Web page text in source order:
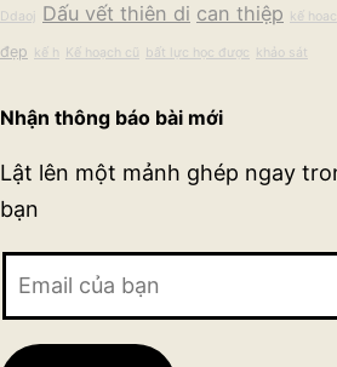
Ddaoj Dấu vết thiên di can thiệp kế hoac
đẹp
kế h Kế hoạch cũ bất lực học được khảo sát
Nhận thông báo bài mới
Lật lên một mảnh ghép ngay
bạn
bạn